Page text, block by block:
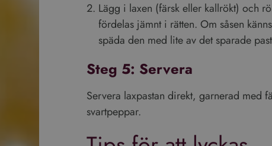
Lägg i laxen (färsk eller kallrökt) och
fördelas jämnt i rätten. Om såsen
späda den med lite av det sparade
Steg 5: Servera
Servera laxpastan direkt, garnerad med
svartpeppar.
Funktioner
använder webbplatsen, t.ex. analytiska kakor. Dessa cookies kan inte
cookie-namn är associerat med Google Universal Analytics - vilket är en
uppdatering av Googles mer vanliga analystjänst. Denna cookie används
som klientidentifierare. Den ingår i varje sidförfrågan på en webbplats
används för att beräkna besökar-, session- och kampanjdata för